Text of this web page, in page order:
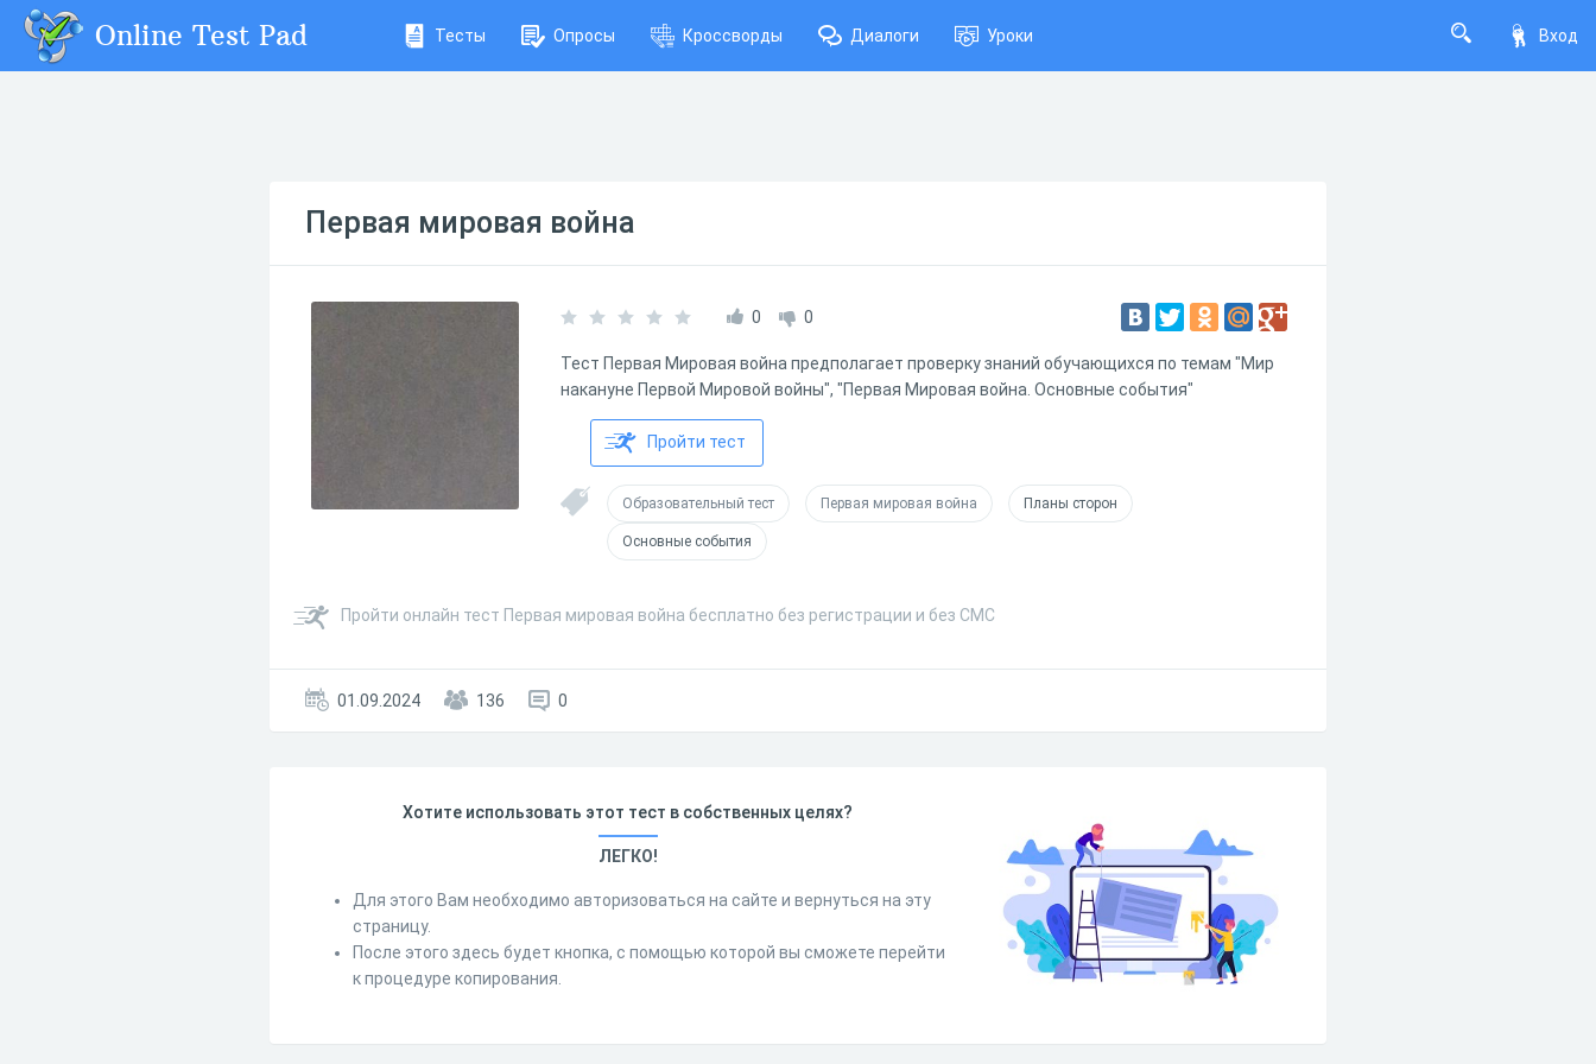
Вход
Online Test Pad Тесты Опросы Кроссворды Диалоги Уроки
Первая мировая война
0 0
Тест Первая Мировая война предполагает проверку знаний обучающихся по темам "Мир
накануне Первой Мировой войны", "Первая Мировая война. Основные события"
Пройти тест
Образовательный тест Первая мировая война Планы сторон
Основные события
Пройти онлайн тест Первая мировая война бесплатно без регистрации и без СМС
01.09.2024 136 0
Хотите использовать этот тест в собственных целях?
ЛЕГКО!
Для этого Вам необходимо авторизоваться на сайте и вернуться на эту
страницу.
После этого здесь будет кнопка, с помощью которой вы сможете перейти
к процедуре копирования.